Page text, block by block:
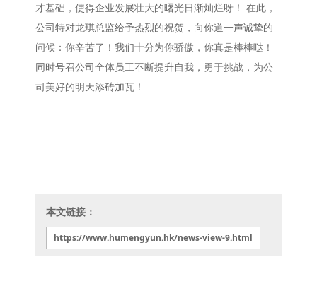
才基础，使得企业发展壮大的曙光日渐灿烂呀！
在此，
公司特对龙琪总监给予热烈的祝贺，向你道一声诚挚的
问候：你辛苦了！我们十分为你骄傲，你真是棒棒哒！
同时号召公司全体员工不断提升自我，勇于挑战，为公
司美好的明天添砖加瓦！
本文链接：
https://www.humengyun.hk/news-view-9.html